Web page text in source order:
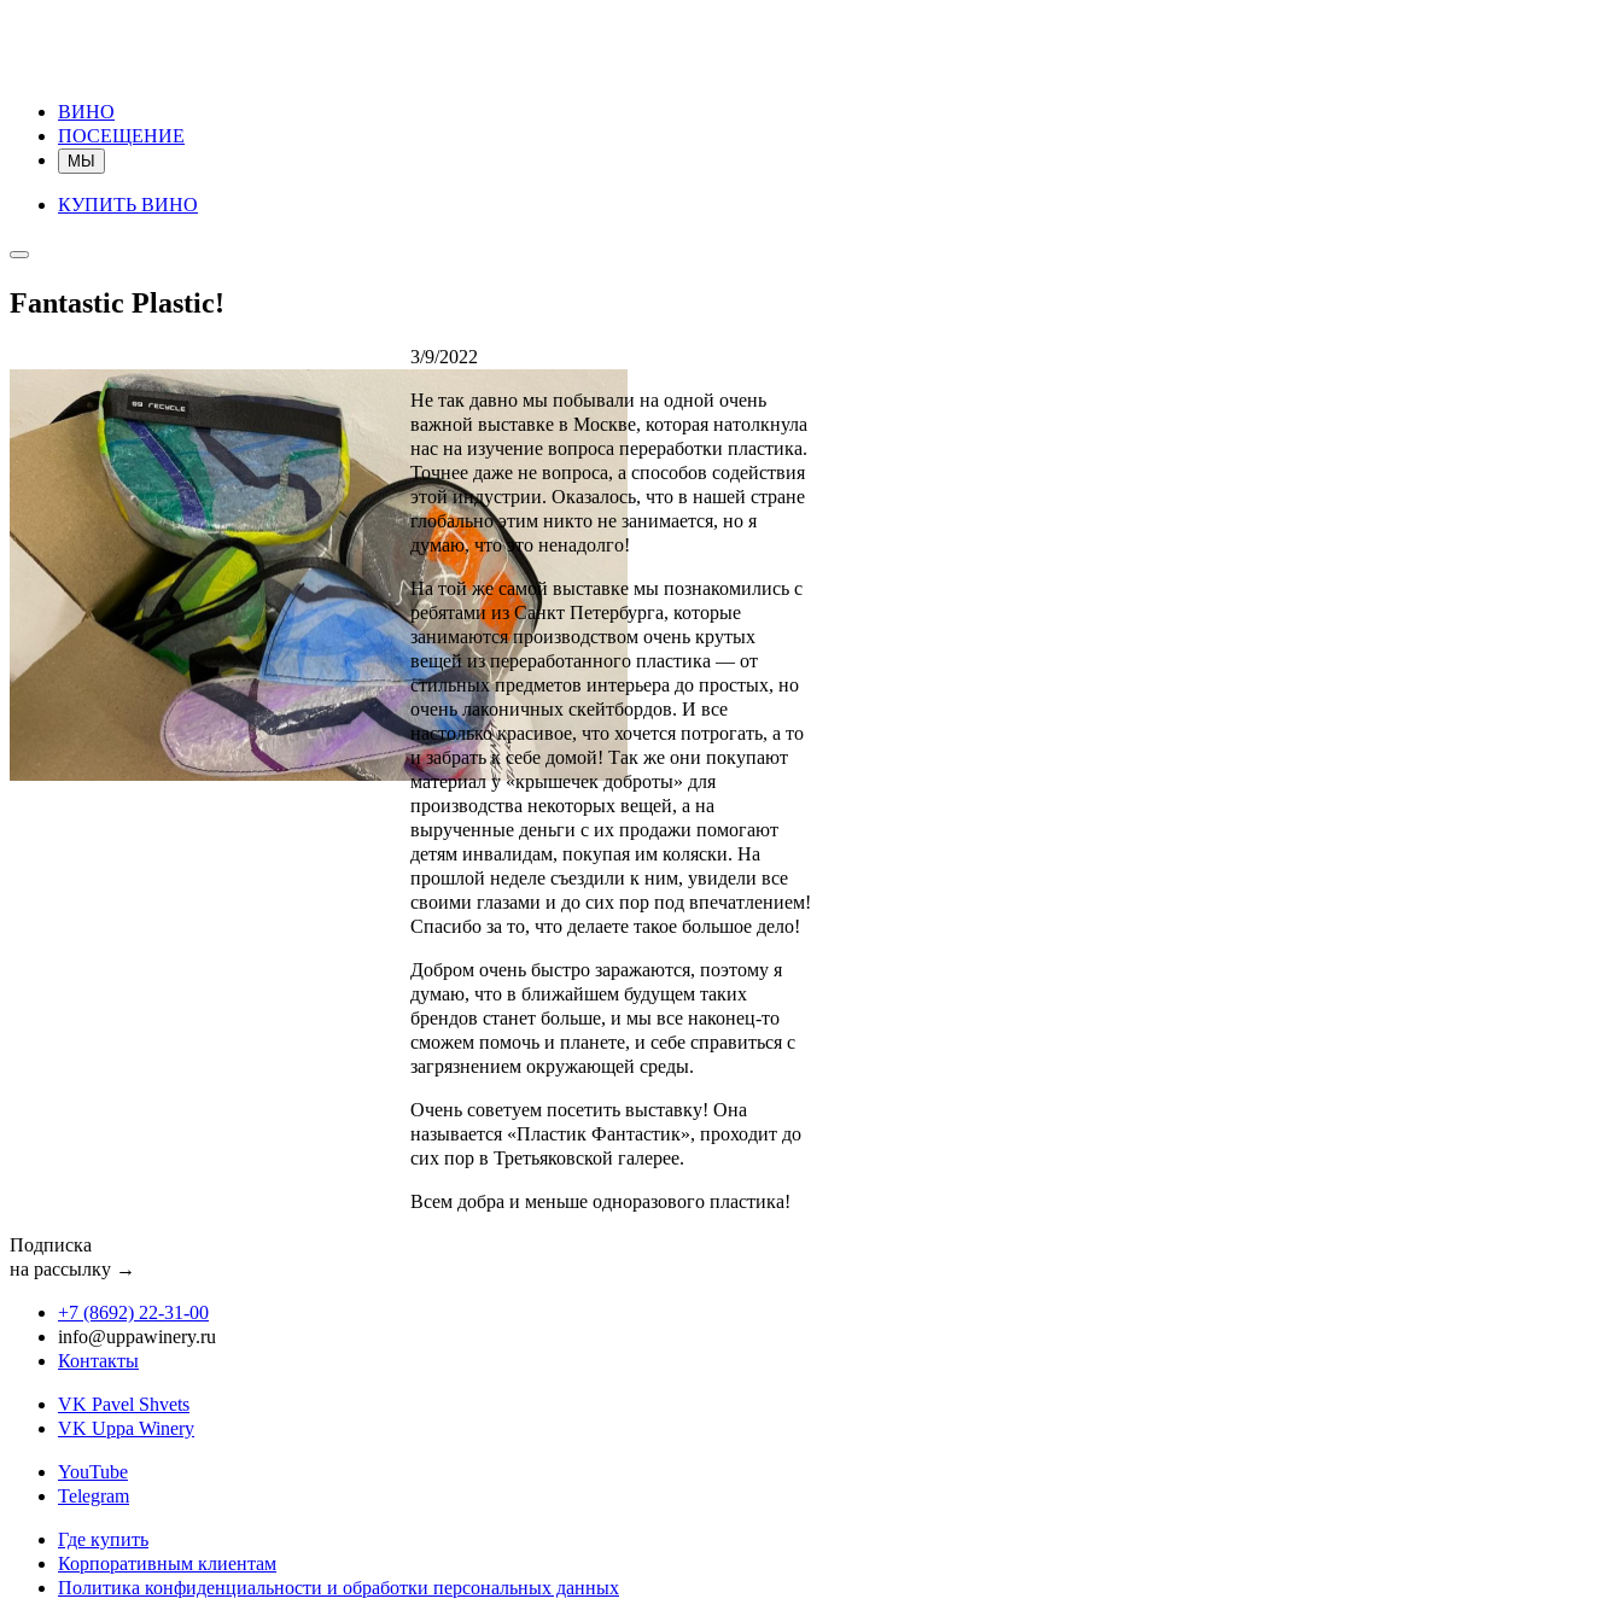
ВИНО
ПОСЕЩЕНИЕ
МЫ
КУПИТЬ ВИНО
Fantastic Plastic!
3/9/2022
Не так давно мы побывали на одной очень
важной выставке в Москве, которая натолкнула
нас на изучение вопроса переработки пластика.
Точнее даже не вопроса, а способов содействия
этой индустрии. Оказалось, что в нашей стране
глобально этим никто не занимается, но я
думаю, что это ненадолго!
На той же самой выставке мы познакомились с
ребятами из Санкт Петербурга, которые
занимаются производством очень крутых
вещей из переработанного пластика — от
стильных предметов интерьера до простых, но
очень лаконичных скейтбордов. И все
настолько красивое, что хочется потрогать, а то
и забрать к себе домой! Так же они покупают
материал у «крышечек доброты» для
производства некоторых вещей, а на
вырученные деньги с их продажи помогают
детям инвалидам, покупая им коляски. На
прошлой неделе съездили к ним, увидели все
своими глазами и до сих пор под впечатлением!
Спасибо за то, что делаете такое большое дело!
Добром очень быстро заражаются, поэтому я
думаю, что в ближайшем будущем таких
брендов станет больше, и мы все наконец-то
сможем помочь и планете, и себе справиться с
загрязнением окружающей среды.
Очень советуем посетить выставку! Она
называется «Пластик Фантастик», проходит до
сих пор в Третьяковской галерее.
Всем добра и меньше одноразового пластика!
Подписка
на рассылку →
+7 (8692) 22‑31‑00
info@uppawinery.ru
Контакты
VK Pavel Shvets
VK Uppa Winery
YouTube
Telegram
Где купить
Корпоративным клиентам
Политика конфиденциальности и обработки персональных данных